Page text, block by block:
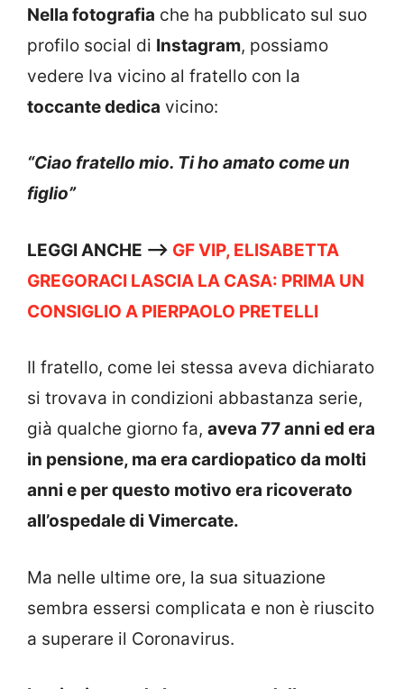
Nella fotografia che ha pubblicato sul suo
profilo social di Instagram, possiamo
vedere Iva vicino al fratello con la
toccante dedica vicino:
“Ciao fratello mio. Ti ho amato come un
figlio”
LEGGI ANCHE —-> GF VIP, ELISABETTA
GREGORACI LASCIA LA CASA: PRIMA UN
CONSIGLIO A PIERPAOLO PRETELLI
Il fratello, come lei stessa aveva dichiarato
si trovava in condizioni abbastanza serie,
già qualche giorno fa, aveva 77 anni ed era
in pensione, ma era cardiopatico da molti
anni e per questo motivo era ricoverato
all’ospedale di Vimercate.
Ma nelle ultime ore, la sua situazione
sembra essersi complicata e non è riuscito
a superare il Coronavirus.